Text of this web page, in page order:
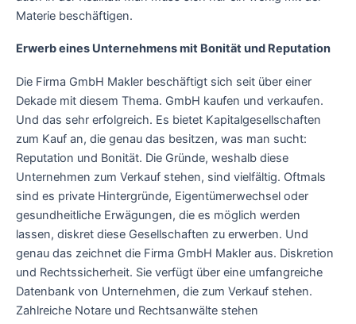
Materie beschäftigen.
Erwerb eines Unternehmens mit Bonität und Reputation
Die Firma GmbH Makler beschäftigt sich seit über einer
Dekade mit diesem Thema. GmbH kaufen und verkaufen.
Und das sehr erfolgreich. Es bietet Kapitalgesellschaften
zum Kauf an, die genau das besitzen, was man sucht:
Reputation und Bonität. Die Gründe, weshalb diese
Unternehmen zum Verkauf stehen, sind vielfältig. Oftmals
sind es private Hintergründe, Eigentümerwechsel oder
gesundheitliche Erwägungen, die es möglich werden
lassen, diskret diese Gesellschaften zu erwerben. Und
genau das zeichnet die Firma GmbH Makler aus. Diskretion
und Rechtssicherheit. Sie verfügt über eine umfangreiche
Datenbank von Unternehmen, die zum Verkauf stehen.
Zahlreiche Notare und Rechtsanwälte stehen